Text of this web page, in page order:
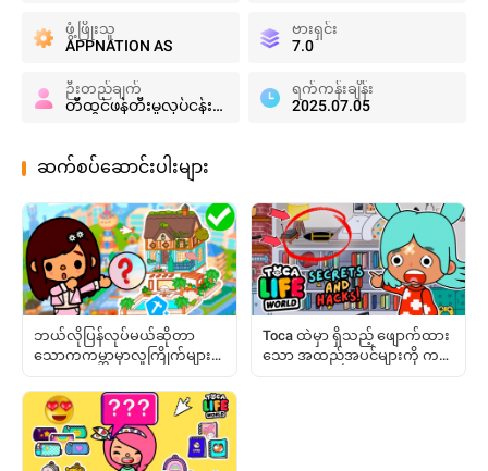
ဖွံ့ဖြိုးသူ
APPNATION AS
ဗားရှင်း
7.0
ဉီးတည်ချက်
တီထွင်ဖန်တီးမှုလုပ်ငန်းရှင်များ
ရက်ကန်းချိန်း
2025.07.05
ဆက်စပ်ဆောင်းပါးများ
ဘယ်လိုပြန်လုပ်မယ်ဆိုတာ
သောကကမ္ဘာမှာလူကြိုက်များ
ကိုသုံးပါ
Toca ထဲမှာ ရှိသည့် ဖျောက်ထား
သော အထည်အပင်များကို ကန္